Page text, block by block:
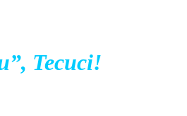
Tecuci!